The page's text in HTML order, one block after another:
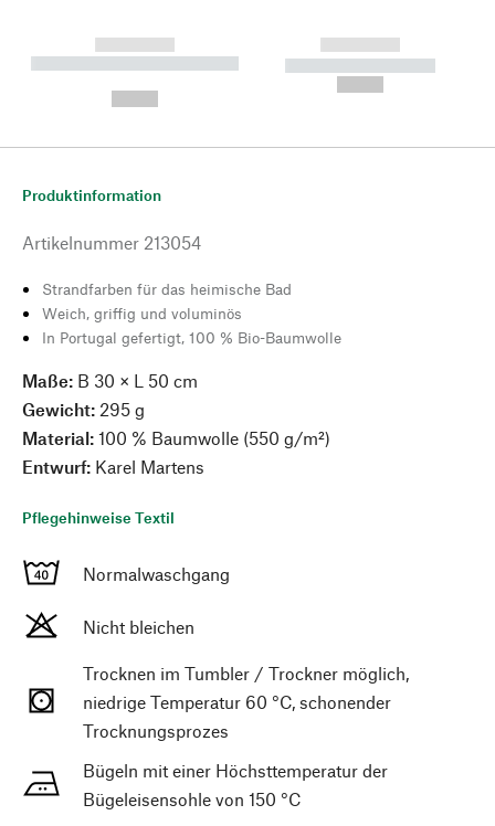
------------
----------- ----------- --------
------------
----------- -----------
Produktinformation
Artikelnummer 213054
Strandfarben für das heimische Bad
Weich, griffig und voluminös
In Portugal gefertigt, 100 % Bio-Baumwolle
Maße: B 30 × L 50 cm
Gewicht: 295 g
Material: 100 % Baumwolle (550 g/m²)
Entwurf: Karel Martens
Pflegehinweise Textil
Normalwaschgang
Nicht bleichen
Trocknen im Tumbler / Trockner möglich,
niedrige Temperatur 60 °C, schonender
Trocknungsprozes
Bügeln mit einer Höchsttemperatur der
Bügeleisensohle von 150 °C